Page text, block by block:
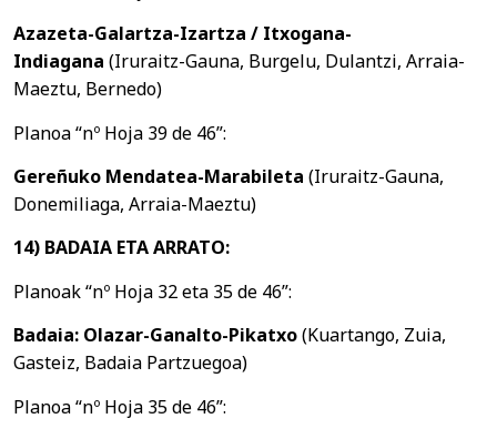
Azazeta-Galartza-Izartza / Itxogana-
Indiagana (Iruraitz-Gauna, Burgelu, Dulantzi, Arraia-
Maeztu, Bernedo)
Planoa “nº Hoja 39 de 46”:
Gereñuko Mendatea-Marabileta (Iruraitz-Gauna,
Donemiliaga, Arraia-Maeztu)
14) BADAIA ETA ARRATO:
Planoak “nº Hoja 32 eta 35 de 46”:
Badaia: Olazar-Ganalto-Pikatxo(Kuartango, Zuia,
Gasteiz, Badaia Partzuegoa)
Planoa “nº Hoja 35 de 46”: